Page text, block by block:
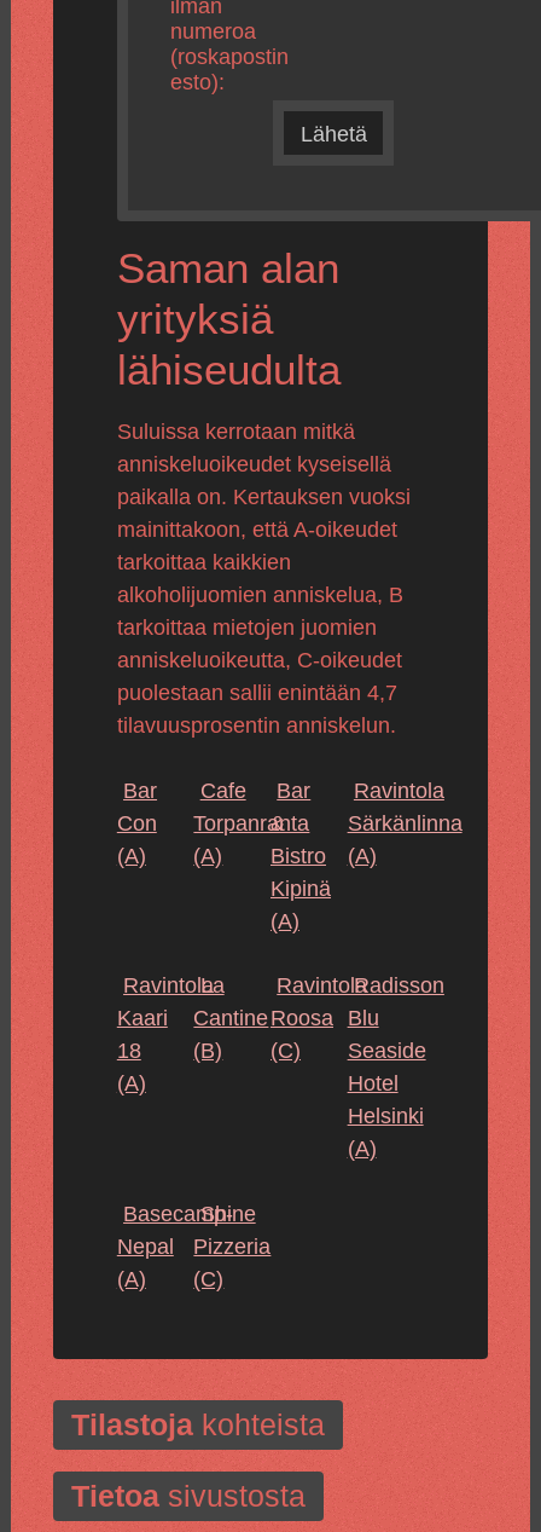
ilman
numeroa
(roskapostin
esto):
Lähetä
Saman alan
yrityksiä
lähiseudulta
Suluissa kerrotaan mitkä
anniskeluoikeudet kyseisellä
paikalla on. Kertauksen vuoksi
mainittakoon, että A-oikeudet
tarkoittaa kaikkien
alkoholijuomien anniskelua, B
tarkoittaa mietojen juomien
anniskeluoikeutta, C-oikeudet
puolestaan sallii enintään 4,7
tilavuusprosentin anniskelun.
Bar
Con
(A)
Cafe
Torpanranta
(A)
Bar
&
Bistro
Kipinä
(A)
Ravintola
Särkänlinna
(A)
Ravintola
Kaari
18
(A)
La
Cantine
(B)
Ravintola
Roosa
(C)
Radisson
Blu
Seaside
Hotel
Helsinki
(A)
Basecamp-
Nepal
(A)
Shine
Pizzeria
(C)
Tilastojakohteista
Tietoasivustosta